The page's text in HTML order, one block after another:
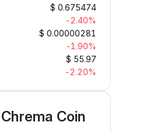
$ 0.675474
-2.40%
$ 0.00000281
-1.90%
$ 55.97
-2.20%
Coin